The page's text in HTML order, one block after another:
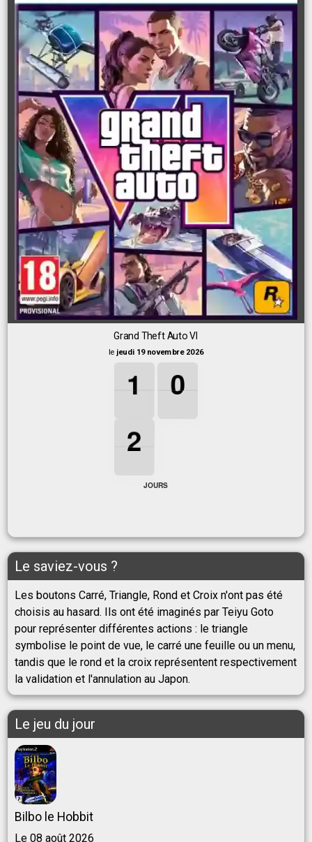
Grand Theft Auto VI
le jeudi 19 novembre 2026
1
1
1
1 0
0
0
0
2
2
2
2
JOURS
Le saviez-vous ?
Les boutons Carré, Triangle, Rond et Croix n'ont pas été
choisis au hasard. Ils ont été imaginés par Teiyu Goto
pour représenter différentes actions : le triangle
symbolise le point de vue, le carré une feuille ou un menu,
tandis que le rond et la croix représentent respectivement
la validation et l'annulation au Japon.
Le jeu du jour
Bilbo le Hobbit
Le 08 août 2026